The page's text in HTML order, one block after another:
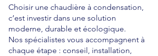
Choisir une chaudière à condensation,
c’est investir dans une solution
moderne, durable et écologique.
Nos spécialistes vous accompagnent à
chaque étape : conseil, installation,